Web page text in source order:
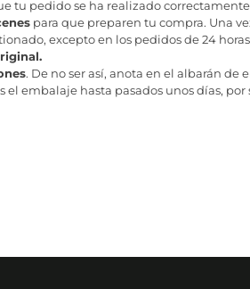
tu pedido se ha realizado
para que preparen tu compra. Una
excepto en los pedidos de 24
. De no ser así, anota en el albarán de
embalaje hasta pasados unos días,